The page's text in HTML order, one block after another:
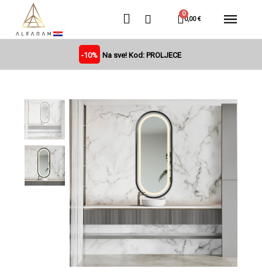
0,00 €
-10% Na sve! Kod: PROLJECE